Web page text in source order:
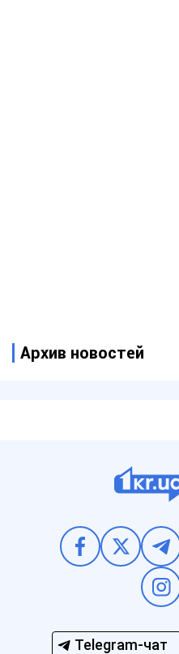
Архив новостей
Telegram-чат